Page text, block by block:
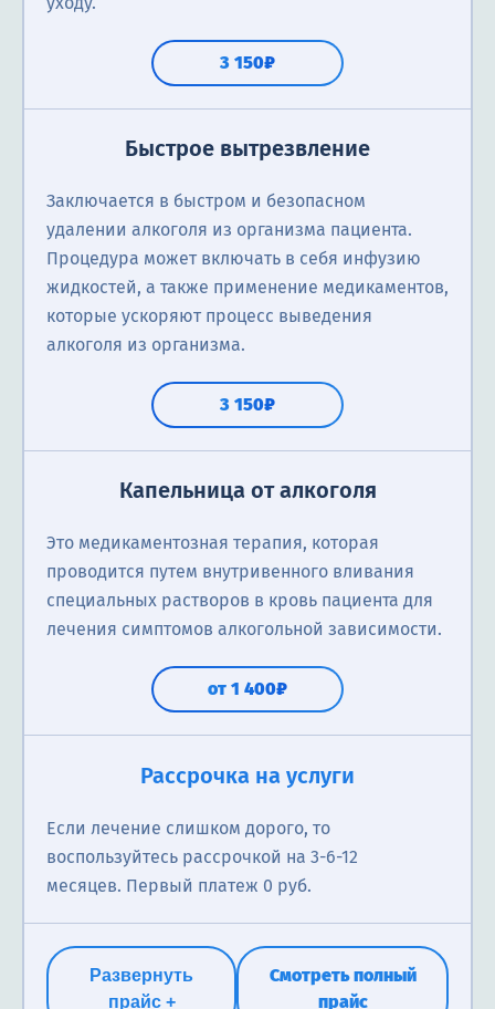
3 150₽
Быстрое вытрезвление
Заключается в быстром и безопасном
удалении алкоголя из организма пациента.
Процедура может включать в себя инфузию
жидкостей, а также применение медикаментов,
которые ускоряют процесс выведения
алкоголя из организма.
3 150₽
Капельница от алкоголя
Это медикаментозная терапия, которая
проводится путем внутривенного вливания
специальных растворов в кровь пациента для
лечения симптомов алкогольной зависимости.
от 1 400₽
диагностику, назначить и провести лечение
связанное с зависимостью или отравлением.
1 800₽
Рассрочка на услуги
Если лечение слишком дорого, то
воспользуйтесь рассрочкой на 3-6-12
месяцев. Первый платеж 0 руб.
Развернуть
прайс +
Смотреть полный
прайс